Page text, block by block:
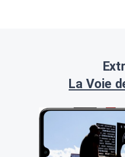
La Voie